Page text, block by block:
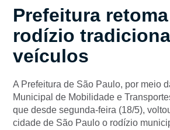
Prefeitura
rodízio
veículos
A Prefeitura de São Paulo, por meio
Municipal de Mobilidade e
que desde segunda-feira (18/5),
cidade de São Paulo o rodízio